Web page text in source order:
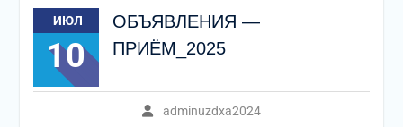
ИЮЛ
10
ОБЪЯВЛЕНИЯ —
ПРИЁМ_2025
adminuzdxa2024